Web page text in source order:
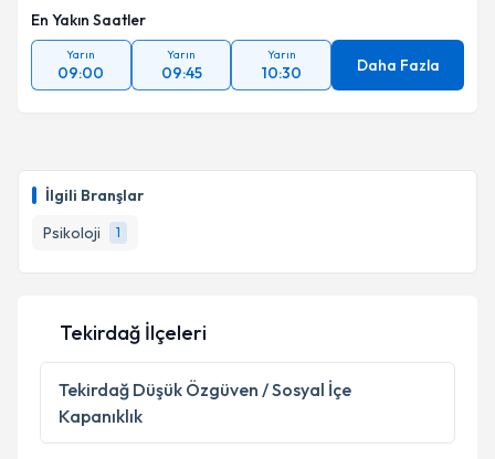
İlgili Branşlar
Psikoloji
1
En Yakın Saatler
Yarın
09:00
Yarın
09:45
Yarın
10:30 Daha Fazla
Tekirdağ İlçeleri
Tekirdağ Düşük Özgüven / Sosyal İçe
Kapanıklık